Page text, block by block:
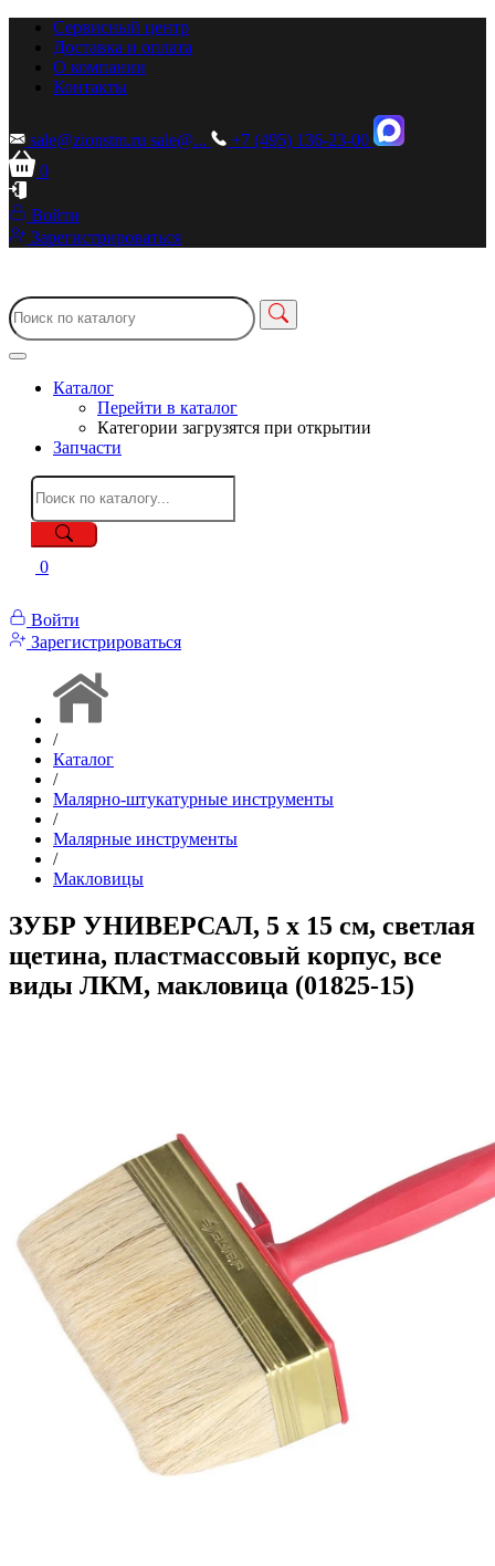
Сервисный центр
Доставка и оплата
О компании
Контакты
sale@zionstm.ru sale@...
+7 (495) 136-23-00
0
Войти
Зарегистрироваться
Каталог
Перейти в каталог
Категории загрузятся при открытии
Запчасти
0
Войти
Зарегистрироваться
/
Каталог
/
Малярно-штукатурные инструменты
/
Малярные инструменты
/
Макловицы
ЗУБР УНИВЕРСАЛ, 5 х 15 см, светлая
щетина, пластмассовый корпус, все
виды ЛКМ, макловица (01825-15)